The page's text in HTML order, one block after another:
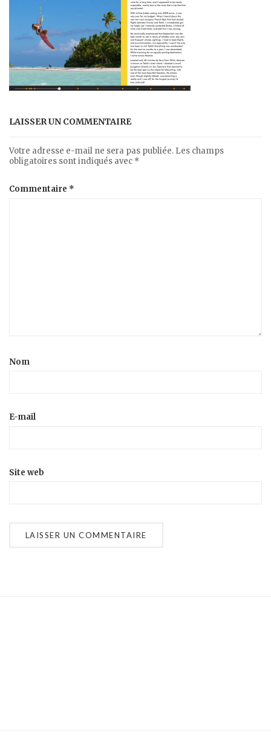
LAISSER UN COMMENTAIRE
Votre adresse e-mail ne sera pas publiée. Les champs
obligatoires sont indiqués avec *
Commentaire *
Nom
E-mail
Site web